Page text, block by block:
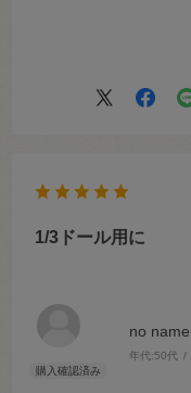
no name
年代:50代
1/3ドール用に